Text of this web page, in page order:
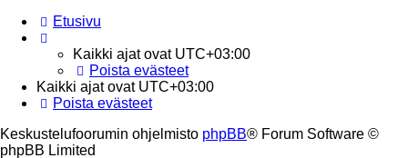
Etusivu
Kaikki ajat ovat UTC+03:00
Poista evästeet
Kaikki ajat ovat UTC+03:00
Poista evästeet
Keskustelufoorumin ohjelmisto phpBB® Forum Software ©
phpBB Limited